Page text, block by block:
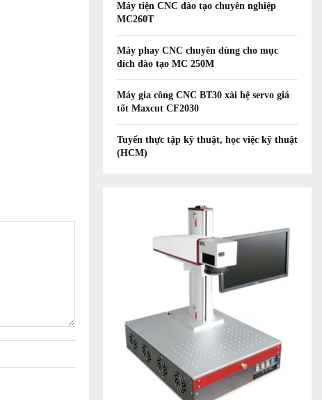
Máy tiện CNC đào tạo chuyên nghiệp
MC260T
Máy phay CNC chuyên dùng cho mục
đích đào tạo MC 250M
Máy gia công CNC BT30 xài hệ servo giá
tốt Maxcut CF2030
Tuyển thực tập kỹ thuật, học việc kỹ thuật
(HCM)